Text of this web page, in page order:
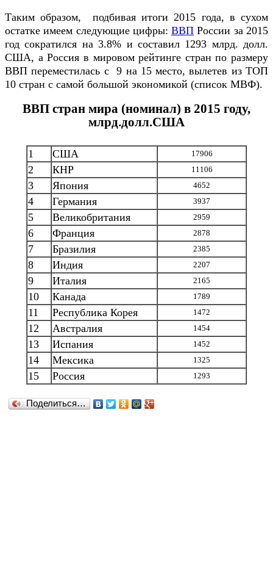
Таким образом, подбивая итоги 2015 года, в сухом
остатке имеем следующие цифры:ВВП России за 2015
год сократился на 3.8% и составил 1293 млрд. долл.
США, а Россия в мировом рейтинге стран по размеру
ВВП переместилась с 9 на 15 место, вылетев из ТОП
10 стран с самой большой экономикой (список МВФ).
ВВП стран мира (номинал) в 2015 году,
млрд.долл.США
1 США 17906
2 КНР 11106
3 Япония 4652
4 Германия 3937
5 Великобритания 2959
6 Франция 2878
7 Бразилия 2385
8 Индия 2207
9 Италия 2165
10 Канада 1789
11 Республика Корея 1472
12 Австралия 1454
13 Испания 1452
14 Мексика 1325
15 Россия 1293
Поделиться…